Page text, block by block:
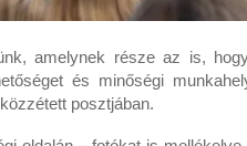
amelynek része az is,
és minőségi
posztjában.